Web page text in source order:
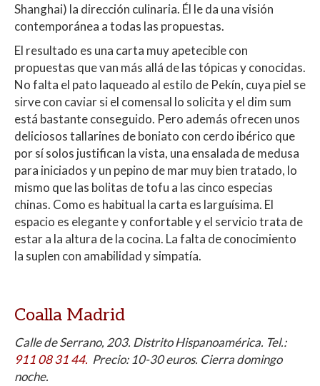
Shanghai) la dirección culinaria. Él le da una visión
contemporánea a todas las propuestas.
El resultado es una carta muy apetecible con
propuestas que van más allá de las tópicas y conocidas.
No falta el pato laqueado al estilo de Pekín, cuya piel se
sirve con caviar si el comensal lo solicita y el dim sum
está bastante conseguido. Pero además ofrecen unos
deliciosos tallarines de boniato con cerdo ibérico que
por sí solos justifican la vista, una ensalada de medusa
para iniciados y un pepino de mar muy bien tratado, lo
mismo que las bolitas de tofu a las cinco especias
chinas. Como es habitual la carta es larguísima. El
espacio es elegante y confortable y el servicio trata de
estar a la altura de la cocina. La falta de conocimiento
la suplen con amabilidad y simpatía.
Coalla Madrid
Calle de Serrano, 203. Distrito Hispanoamérica. Tel.:
911 08 31 44. Precio: 10-30 euros. Cierra domingo
noche.